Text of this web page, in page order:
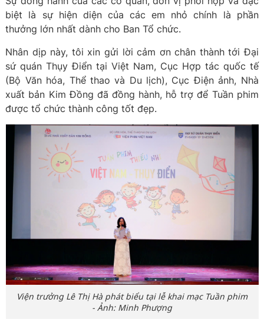
biệt là sự hiện diện của các em nhỏ chính là phần
thưởng lớn nhất dành cho Ban Tổ chức.
Nhân dịp này, tôi xin gửi lời cảm ơn chân thành tới Đại
sứ quán Thụy Điển tại Việt Nam, Cục Hợp tác quốc tế
(Bộ Văn hóa, Thể thao và Du lịch), Cục Điện ảnh, Nhà
xuất bản Kim Đồng đã đồng hành, hỗ trợ để Tuần phim
được tổ chức thành công tốt đẹp.
Viện trưởng Lê Thị Hà phát biểu tại lễ khai mạc Tuần phim
- Ảnh: Minh Phượng